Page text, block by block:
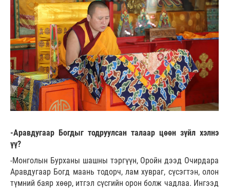
-Аравдугаар Богдыг тодруулсан талаар цөөн зүйл хэлнэ
үү?
-Монголын Бурханы шашны тэргүүн, Оройн дээд Очирдара
Аравдугаар Богд маань тодорч, лам хувраг, сүсэгтэн, олон
түмний баяр хөөр, итгэл сүсгийн орон болж чадлаа. Ингээд